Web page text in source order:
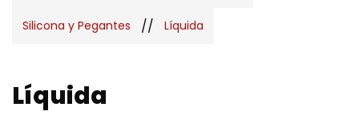
Silicona y Pegantes // Líquida
Líquida